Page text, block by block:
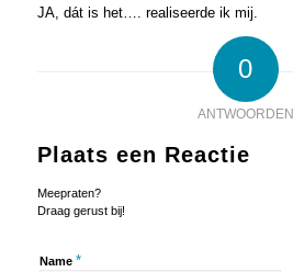
JA, dát is het…. realiseerde ik mij.
0
ANTWOORDEN
Plaats een Reactie
Meepraten?
Draag gerust bij!
Name *